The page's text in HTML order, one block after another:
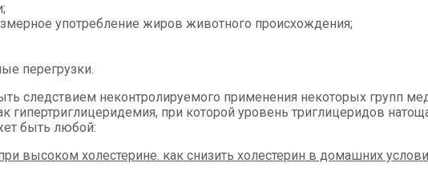
употребление жиров животного происхождения;
перегрузки.
следствием неконтролируемого применения некоторых групп
гипертриглицеридемия, при которой уровень триглицеридов
быть любой: